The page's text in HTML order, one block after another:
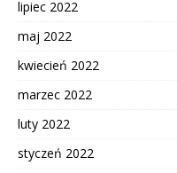
lipiec 2022
maj 2022
kwiecień 2022
marzec 2022
luty 2022
styczeń 2022